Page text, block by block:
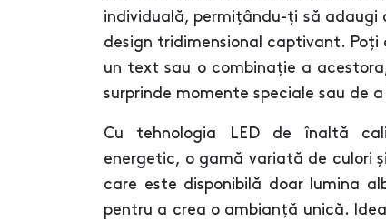
individuală, permițându-ți să adaugi
design tridimensional captivant.
un text sau o combinație a
surprinde momente speciale sau de
Cu tehnologia LED de înaltă
energetic, o gamă variată de culori
care este disponibilă doar lumina
pentru a crea o ambianță unică.